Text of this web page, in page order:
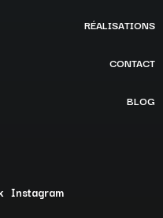
RÉALISATIONS
CONTACT
BLOG
Instagram